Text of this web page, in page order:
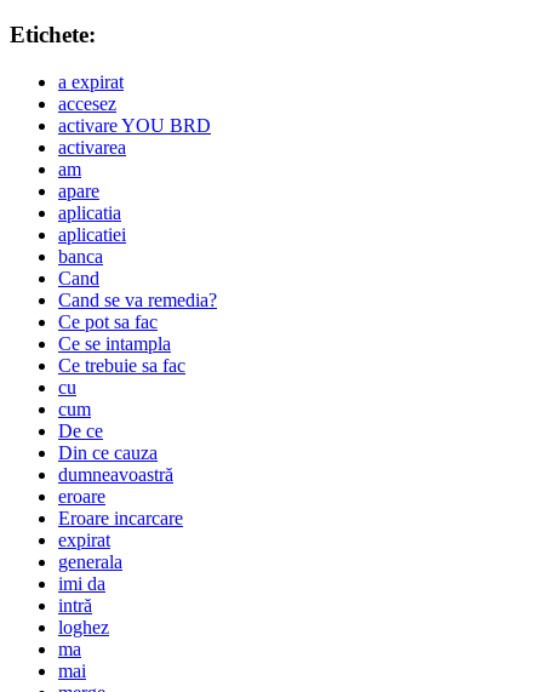
Etichete:
a expirat
accesez
activare YOU BRD
activarea
am
apare
aplicatia
aplicatiei
banca
Cand
Cand se va remedia?
Ce pot sa fac
Ce se intampla
Ce trebuie sa fac
cu
cum
De ce
Din ce cauza
dumneavoastră
eroare
Eroare incarcare
expirat
generala
imi da
intră
loghez
ma
mai